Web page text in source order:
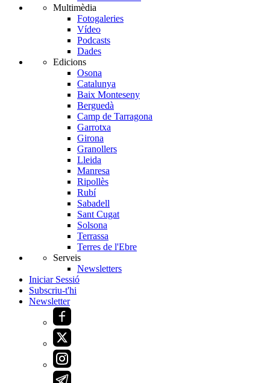
Multimèdia
Fotogaleries
Vídeo
Podcasts
Dades
Edicions
Osona
Catalunya
Baix Monteseny
Berguedà
Camp de Tarragona
Garrotxa
Girona
Granollers
Lleida
Manresa
Ripollès
Rubí
Sabadell
Sant Cugat
Solsona
Terrassa
Terres de l'Ebre
Serveis
Newsletters
Iniciar Sessió
Subscriu-t'hi
Newsletter